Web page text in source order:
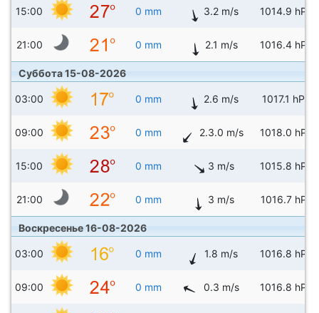
15:00 0 mm 3.2 m/s 1014.9 hPa
21:00 0 mm 2.1 m/s 1016.4 hPa
Суббота 15-08-2026
03:00 0 mm 2.6 m/s 1017.1 hPa
09:00 0 mm 2.3.0 m/s 1018.0 hPa
15:00 0 mm 3 m/s 1015.8 hPa
21:00 0 mm 3 m/s 1016.7 hPa
Воскресенье 16-08-2026
03:00 0 mm 1.8 m/s 1016.8 hPa
09:00 0 mm 0.3 m/s 1016.8 hPa